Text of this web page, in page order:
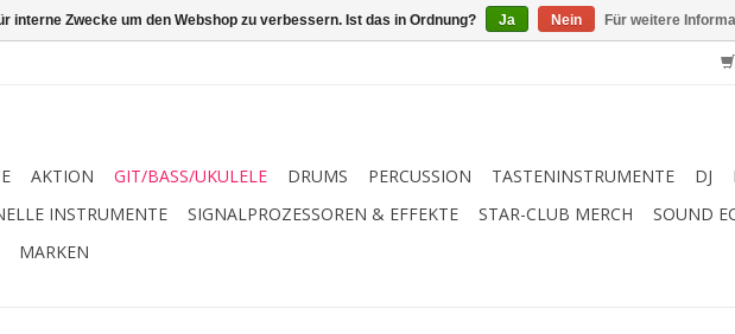
AKTION GIT/BASS/UKULELE DRUMS PERCUSSION TASTENINSTRUMENTE DJ
INSTRUMENTE
SIGNALPROZESSOREN & EFFEKTE STAR-CLUB MERCH SOUND
MARKEN
interne Zwecke um den Webshop zu verbessern. Ist das in Ordnung? Ja Nein Für weitere